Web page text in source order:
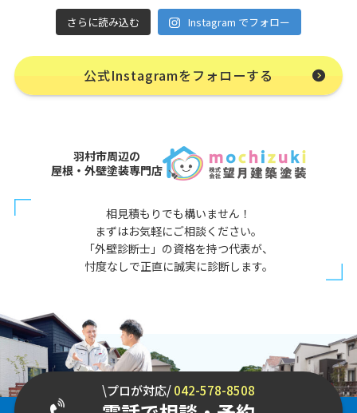
さらに読み込む Instagram でフォロー
公式Instagramをフォローする
羽村市周辺の
屋根・外壁塗装専門店
相見積もりでも構いません！
まずはお気軽にご相談ください。
「外壁診断士」の資格を持つ代表が、
忖度なしで正直に誠実に診断します。
\プロが対応/042-578-8508